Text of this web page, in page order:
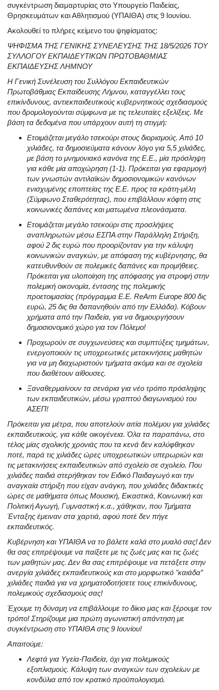
συγκέντρωση διαμαρτυρίας στο Υπουργείο Παιδείας,
Θρησκευμάτων και Αθλητισμού (ΥΠΑΙΘΑ) στις 9 Ιουνίου.
Ακολουθεί το πλήρες κείμενο του ψηφίσματος:
ΨΗΦΙΣΜΑ ΤΗΣ ΓΕΝΙΚΗΣ ΣΥΝΕΛΕΥΣΗΣ ΤΗΣ 18/5/2026 ΤΟΥ
ΣΥΛΛΟΓΟΥ ΕΚΠΑΙΔΕΥΤΙΚΩΝ ΠΡΩΤΟΒΑΘΜΙΑΣ
ΕΚΠΑΙΔΕΥΣΗΣ ΛΗΜΝΟΥ
Η Γενική Συνέλευση του Συλλόγου Εκπαιδευτικών
Πρωτοβάθμιας Εκπαίδευσης Λήμνου, καταγγέλλει τους
επικίνδυνους, αντιεκπαιδευτικούς κυβερνητικούς σχεδιασμούς
που δρομολογούνται σύμφωνα με τις τελευταίες εξελίξεις. Με
βάση τα δεδομένα που υπάρχουν αυτή τη στιγμή:
Ετοιμάζεται μεγάλο τσεκούρι στους διορισμούς. Από 10
χιλιάδες, τα δημοσιεύματα κάνουν λόγο για 5,5 χιλιάδες,
με βάση το μνημονιακό κανόνα της Ε.Ε., μία πρόσληψη
για κάθε μία αποχώρηση (1-1). Πρόκειται για εφαρμογή
των γνωστών αντιλαϊκών δημοσιονομικών κανόνων
ενισχυμένης εποπτείας της Ε.Ε. προς τα κράτη-μέλη
(Σύμφωνο Σταθερότητας), που επιβάλλουν κόφτη στις
κοινωνικές δαπάνες και ματωμένα πλεονάσματα.
Ετοιμάζεται μεγάλο τσεκούρι στις προσλήψεις
αναπληρωτών μέσω ΕΣΠΑ στην Παράλληλη Στήριξη,
αφού 2 δις ευρώ που προορίζονταν για την κάλυψη
κοινωνικών αναγκών, με απόφαση της κυβέρνησης, θα
κατευθυνθούν σε πολεμικές δαπάνες και προμήθειες.
Πρόκειται για υλοποίηση της απόφασης για στροφή στην
πολεμική οικονομία, έντασης της πολεμικής
προετοιμασίας (πρόγραμμα Ε.E. ReArm Europe 800 δις
ευρώ, 25 δις θα δαπανηθούν από την Ελλάδα). Κόβουν
χρήματα από την Παιδεία, για να δημιουργήσουν
δημοσιονομικό χώρο για τον Πόλεμο!
Προχωρούν σε συγχωνεύσεις και συμπτύξεις τμημάτων,
ενεργοποιούν τις υποχρεωτικές μετακινήσεις μαθητών
για να μη διαχωριστούν τμήματα ακόμα και σε σχολεία
που διαθέτουν αίθουσες.
Ξαναθερμαίνουν τα σενάρια για νέο τρόπο πρόσληψης
των εκπαιδευτικών, μέσω γραπτού διαγωνισμού του
ΑΣΕΠ!
Πρόκειται για μέτρα, που αποτελούν αιτία πολέμου για χιλιάδες
εκπαιδευτικούς, για κάθε οικογένεια. Όλα τα παραπάνω, στο
τέλος μίας σχολικής χρονιάς που τα κενά δεν καλύφθηκαν
ποτέ, παρά τις χιλιάδες ώρες υποχρεωτικών υπερωριών και
τις μετακινήσεις εκπαιδευτικών από σχολείο σε σχολείο. Που
χιλιάδες παιδιά στερήθηκαν τον Ειδικό Παιδαγωγό και την
αναγκαία στήριξη που είχαν ανάγκη, που χιλιάδες διδακτικές
ώρες σε μαθήματα όπως Μουσική, Εικαστικά, Κοινωνική και
Πολιτική Αγωγή, Γυμναστική κ.α., χάθηκαν, που Τμήματα
Ένταξης έμειναν στα χαρτιά, αφού ποτέ δεν πήγε
εκπαιδευτικός.
Κυβέρνηση και ΥΠΑΙΘΑ να το βάλετε καλά στο μυαλό σας! Δεν
θα σας επιτρέψουμε να παίξετε με τις ζωές μας και τις ζωές
των μαθητών μας. Δεν θα σας επιτρέψουμε να πετάξετε στην
ανεργία χιλιάδες εκπαιδευτικούς και στο μορφωτικό "καιάδα”
χιλιάδες παιδιά για να χρηματοδοτήσετε τους επικίνδυνους,
πολεμικούς σχεδιασμούς σας!
Έχουμε τη δύναμη να επιβάλλουμε το δίκιο μας και ξέρουμε τον
τρόπο! Στηρίζουμε μια πρώτη αγωνιστική απάντηση με
συγκέντρωση στο ΥΠΑΙΘΑ στις 9 Ιουνίου!
Απαιτούμε:
Λεφτά για Υγεία-Παιδεία, όχι για πολεμικούς
εξοπλισμούς. Κάλυψη των αναγκών των σχολείων με
κονδύλια από τον κρατικό προϋπολογισμό.